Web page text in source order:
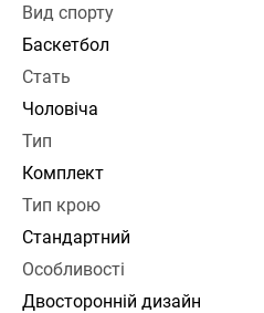
Вид спорту
Баскетбол
Стать
Чоловіча
Тип
Комплект
Тип крою
Стандартний
Особливості
Двосторонній дизайн